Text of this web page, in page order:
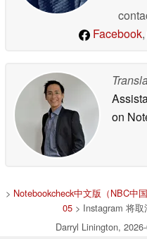
Facebook
on
> Notebookcheck中文版（NBC中国
05> Instagram 将取
Darryl Linington,